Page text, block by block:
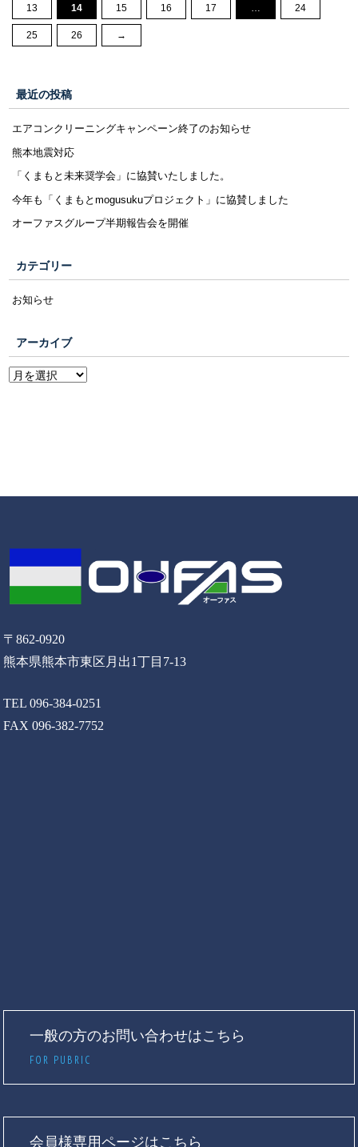
13 14 15 16 17 24
25 26 →
最近の投稿
エアコンクリーニングキャンペーン終了のお知らせ
熊本地震対応
「くまもと未来奨学会」に協賛いたしました。
今年も「くまもとmogusukuプロジェクト」に協賛しました
オーファスグループ半期報告会を開催
カテゴリー
お知らせ
アーカイブ
〒862-0920
熊本県熊本市東区月出1丁目7-13
TEL 096-384-0251
FAX 096-382-7752
一般の方のお問い合わせはこちら
FOR PUBRIC
会員様専用ページはこちら